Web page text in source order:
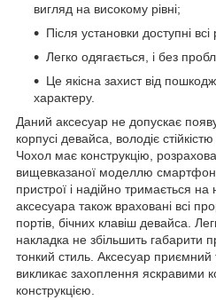
вигляд на високому рівні;
Після установки доступні
Легко одягається, і без
Це якісна захист від
характеру.
Даний аксесуар не допускає
корпусі девайса, володіє
Чохол має конструкцію,
вищевказаної моделлю
пристрої і надійно тримається на
аксесуара також враховані всі
портів, бічних клавіш девайса.
накладка не збільшить габарити
тонкий стиль. Аксесуар приємний
викликає захоплення яскравими
конструкцією.